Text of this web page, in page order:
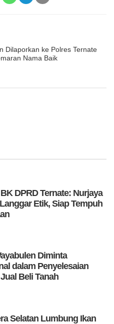
Dilaporkan ke Polres Ternate
Nama Baik
DPRD Ternate: Nurjaya
Etik, Siap Tempuh
Diminta
dalam Penyelesaian
Beli Tanah
Selatan Lumbung Ikan